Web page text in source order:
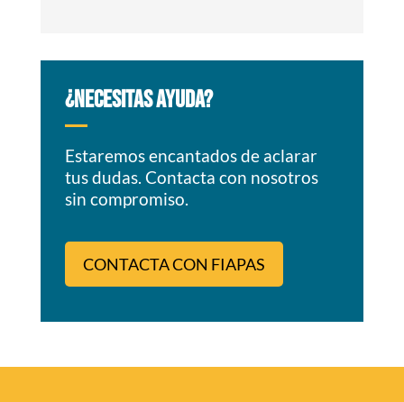
¿NECESITAS AYUDA?
Estaremos encantados de aclarar
tus dudas. Contacta con nosotros
sin compromiso.
CONTACTA CON FIAPAS